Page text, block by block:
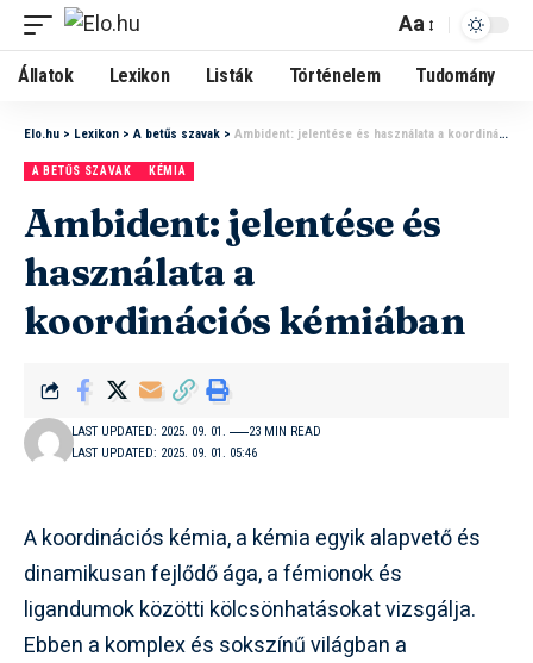
Aa
Állatok Lexikon Listák Történelem Tudomány
Elo.hu > Lexikon > A betűs szavak > Ambident: jelentése és használata a koordinációs kémiában
A BETŰS SZAVAK KÉMIA
Ambident: jelentése és
használata a
koordinációs kémiában
LAST UPDATED: 2025. 09. 01. 05:46
LAST UPDATED: 2025. 09. 01. 23 MIN READ
A koordinációs kémia, a kémia egyik alapvető és
dinamikusan fejlődő ága, a fémionok és
ligandumok közötti kölcsönhatásokat vizsgálja.
Ebben a komplex és sokszínű világban a